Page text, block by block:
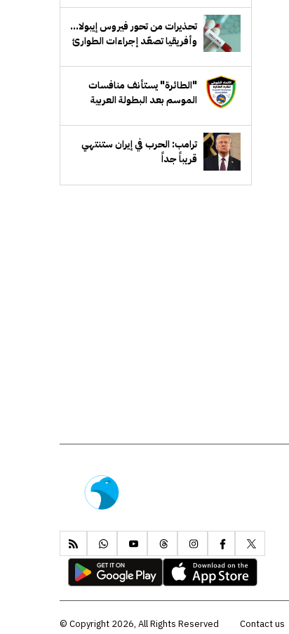
تحذيرات من تحور فيروس إيبولا...
وأفريقيا تصعّد إجراءات الطوارئ
"الطائرة" يستأنف منافسات
الموسم بعد البطولة العربية
ترامب: الحرب في إيران ستنتهي
قريباً جداً
Contact us
Copyright 2026, All Rights Reserved ©